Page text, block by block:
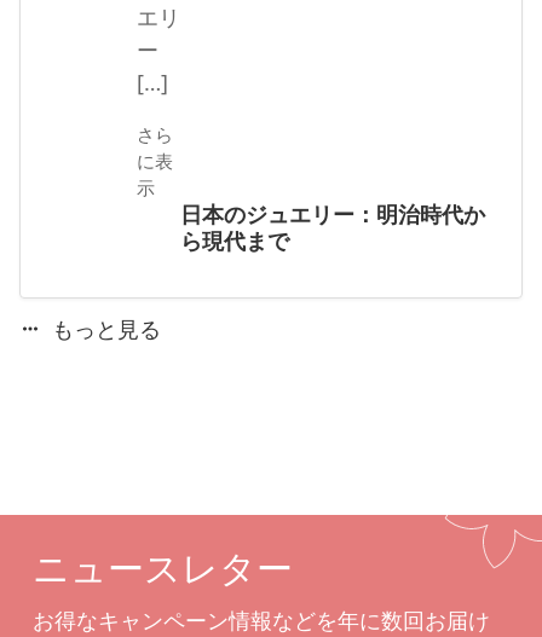
日本のジュエリー：明治時代か
ら現代まで
エリ
ー
[…]
さら
に表
示
もっと見る
ニュースレター
お得なキャンペーン情報などを年に数回お届け